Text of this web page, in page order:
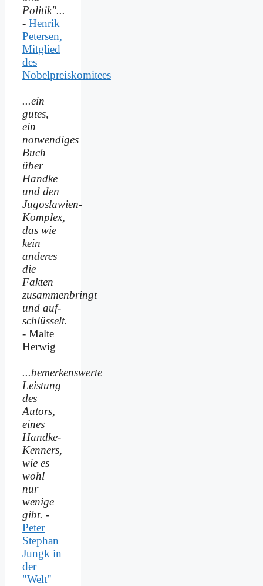
Politik"...
- Henrik
Petersen,
Mitglied
des
Nobelpreiskomitees
...ein
gutes,
ein
notwendiges
Buch
über
Handke
und den
Jugoslawien-
Komplex,
das wie
kein
anderes
die
Fakten
zusammenbringt
und auf­
schlüsselt.
- Malte
Herwig
...bemerkenswerte
Leistung
des
Autors,
eines
Handke-
Kenners,
wie es
wohl
nur
wenige
gibt. -
Peter
Stephan
Jungk in
der
"Welt"